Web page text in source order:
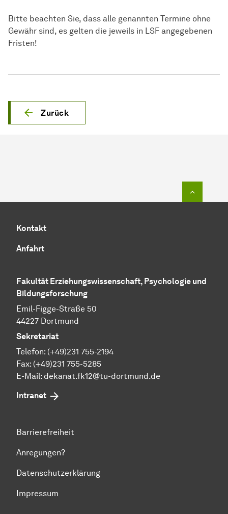
Bitte beachten Sie, dass alle genannten Termine ohne
Gewähr sind, es gelten die jeweils in LSF angegebenen
Fristen!
Zurück
Kontakt
Anfahrt
Fakultät Erziehungswissenschaft, Psychologie und
Bildungsforschung
Emil-Figge-Straße 50
44227 Dortmund
Sekretariat
Telefon: (+49)231 755-2194
Fax: (+49)231 755-5285
E-Mail: dekanat.fk12@tu-dortmund.de
Intranet
Barrierefreiheit
Anregungen?
Datenschutzerklärung
Impressum